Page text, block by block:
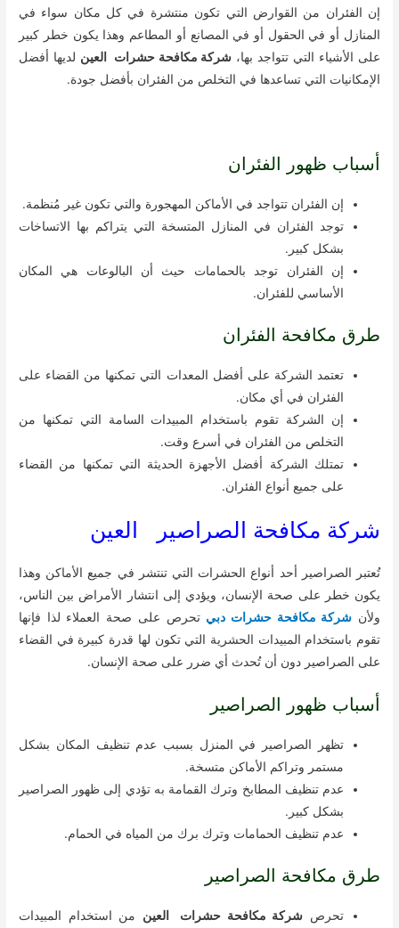
إن الفئران من القوارض التي تكون منتشرة في كل مكان سواء في
المنازل أو في الحقول أو في المصانع أو المطاعم وهذا يكون خطر كبير
على الأشياء التي تتواجد بها، شركة مكافحة حشرات العين لديها أفضل
الإمكانيات التي تساعدها في التخلص من الفئران بأفضل جودة.
أسباب ظهور الفئران
إن الفئران تتواجد في الأماكن المهجورة والتي تكون غير مُنظمة.
توجد الفئران في المنازل المتسخة التي يتراكم بها الاتساخات
بشكل كبير.
إن الفئران توجد بالحمامات حيث أن البالوعات هي المكان
الأساسي للفئران.
طرق مكافحة الفئران
تعتمد الشركة على أفضل المعدات التي تمكنها من القضاء على
الفئران في أي مكان.
إن الشركة تقوم باستخدام المبيدات السامة التي تمكنها من
التخلص من الفئران في أسرع وقت.
تمتلك الشركة أفضل الأجهزة الحديثة التي تمكنها من القضاء
على جميع أنواع الفئران.
شركة مكافحة الصراصير العين
تُعتبر الصراصير أحد أنواع الحشرات التي تنتشر في جميع الأماكن وهذا
يكون خطر على صحة الإنسان، ويؤدي إلى انتشار الأمراض بين الناس،
ولأن شركة مكافحة حشرات دبي تحرص على صحة العملاء لذا فإنها
تقوم باستخدام المبيدات الحشرية التي تكون لها قدرة كبيرة في القضاء
على الصراصير دون أن تُحدث أي ضرر على صحة الإنسان.
أسباب ظهور الصراصير
تظهر الصراصير في المنزل بسبب عدم تنظيف المكان بشكل
مستمر وتراكم الأماكن متسخة.
عدم تنظيف المطابخ وترك القمامة به تؤدي إلى ظهور الصراصير
بشكل كبير.
عدم تنظيف الحمامات وترك برك من المياه في الحمام.
طرق مكافحة الصراصير
تحرص شركة مكافحة حشرات العين من استخدام المبيدات